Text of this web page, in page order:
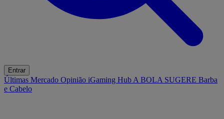
Entrar
Últimas Mercado Opinião iGaming Hub A BOLA SUGERE Barba
e Cabelo